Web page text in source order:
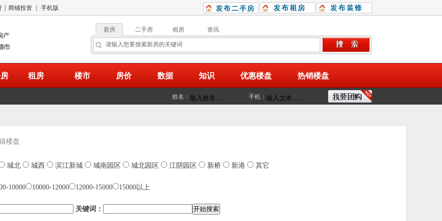
| 商铺投资 ｜ 手机版
新房 二手房 租房 资讯
租房 楼市 房价 数据 知识 优惠楼盘 热销楼盘
姓名： 手机：
楼盘
城北 城西 滨江新城 城南园区 城北园区 江阴园区 新桥 新港 其它
10000 10000-12000 12000-15000 15000以上
关键词：